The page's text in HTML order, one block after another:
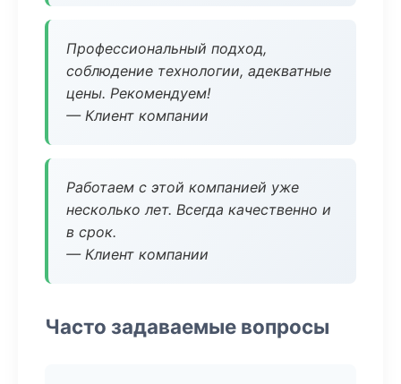
Профессиональный подход,
соблюдение технологии, адекватные
цены. Рекомендуем!
— Клиент компании
Работаем с этой компанией уже
несколько лет. Всегда качественно и
в срок.
— Клиент компании
Часто задаваемые вопросы